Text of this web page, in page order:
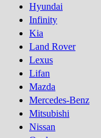
Hyundai
Infinity
Kia
Land Rover
Lexus
Lifan
Mazda
Mercedes-Benz
Mitsubishi
Nissan